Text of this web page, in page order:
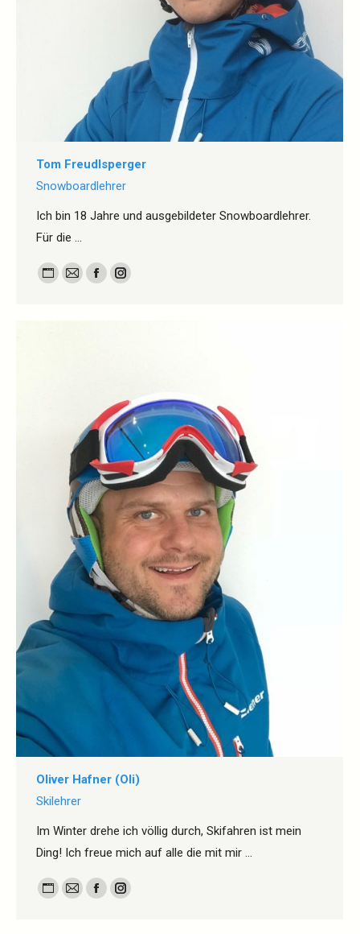
Tom Freudlsperger
Snowboardlehrer
Ich bin 18 Jahre und ausgebildeter Snowboardlehrer.
Für die …
Persönlicher
E-
FacebookInstagram
Oliver Hafner (Oli)
Skilehrer
Im Winter drehe ich völlig durch, Skifahren ist mein
Ding! Ich freue mich auf alle die mit mir …
Persönlicher
E-
FacebookInstagram